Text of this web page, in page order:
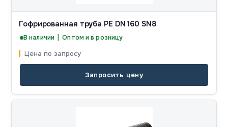
Гофрированная труба PE DN 160 SN8
В наличии | Оптом и в розницу
Цена по запросу
Запросить цену